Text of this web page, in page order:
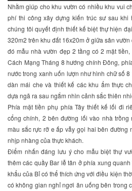
Nhằm giúp cho khu vườn có nhiều khu vui
phí thi công xây dựng kiến trúc sư sau
chúng tôi quyết định thiết kế biệt thự hiện
320m2 trên khu đất 16x20m ở giữa sân
đó mẫu nhà vườn đẹp 2 tầng có 2 mặt
Cách Mạng Tháng 8 hướng chính Đông,
nước trong xanh uốn lượn như hình chữ số
dàn mái che và thiết kế các khu ẩm thực
dựa ngã ra sau ngắm nhìn cảnh sắc thiên
Phía mặt tiền phụ phía Tây thiết kế lối đi
cổng chính, 2 bên đường lối vào nhà
màu sắc rực rỡ e ấp vẫy gọi hai bên đường
nhịp nhàng của thực khách.
Điểm nhấn đáng lưu ý cho mẫu biệt thự
thêm các quầy Bar lễ tân ở phía xung
khẩu của Bỉ có thể thích ứng với điều kiện
có không gian nghỉ ngơi ăn uống bên trong